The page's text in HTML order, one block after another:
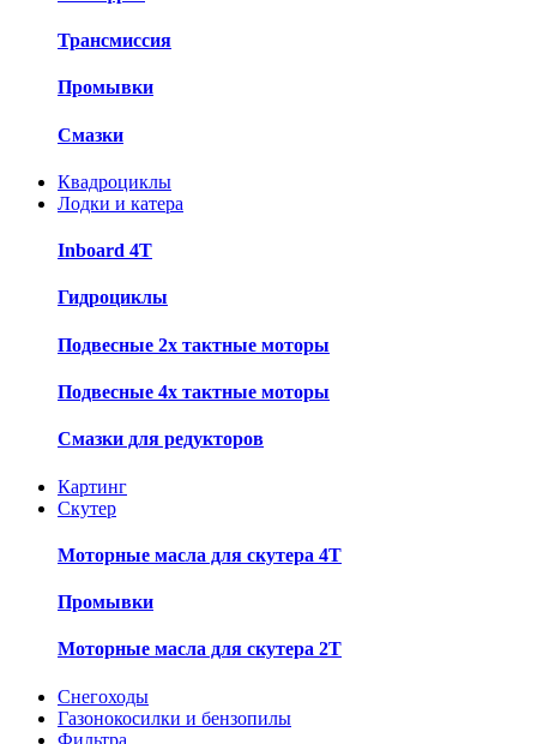
Трансмиссия
Промывки
Смазки
Квадроциклы
Лодки и катера
Inboard 4T
Гидроциклы
Подвесные 2х тактные моторы
Подвесные 4х тактные моторы
Смазки для редукторов
Картинг
Скутер
Моторные масла для скутера 4T
Промывки
Моторные масла для скутера 2T
Снегоходы
Газонокосилки и бензопилы
Фильтра